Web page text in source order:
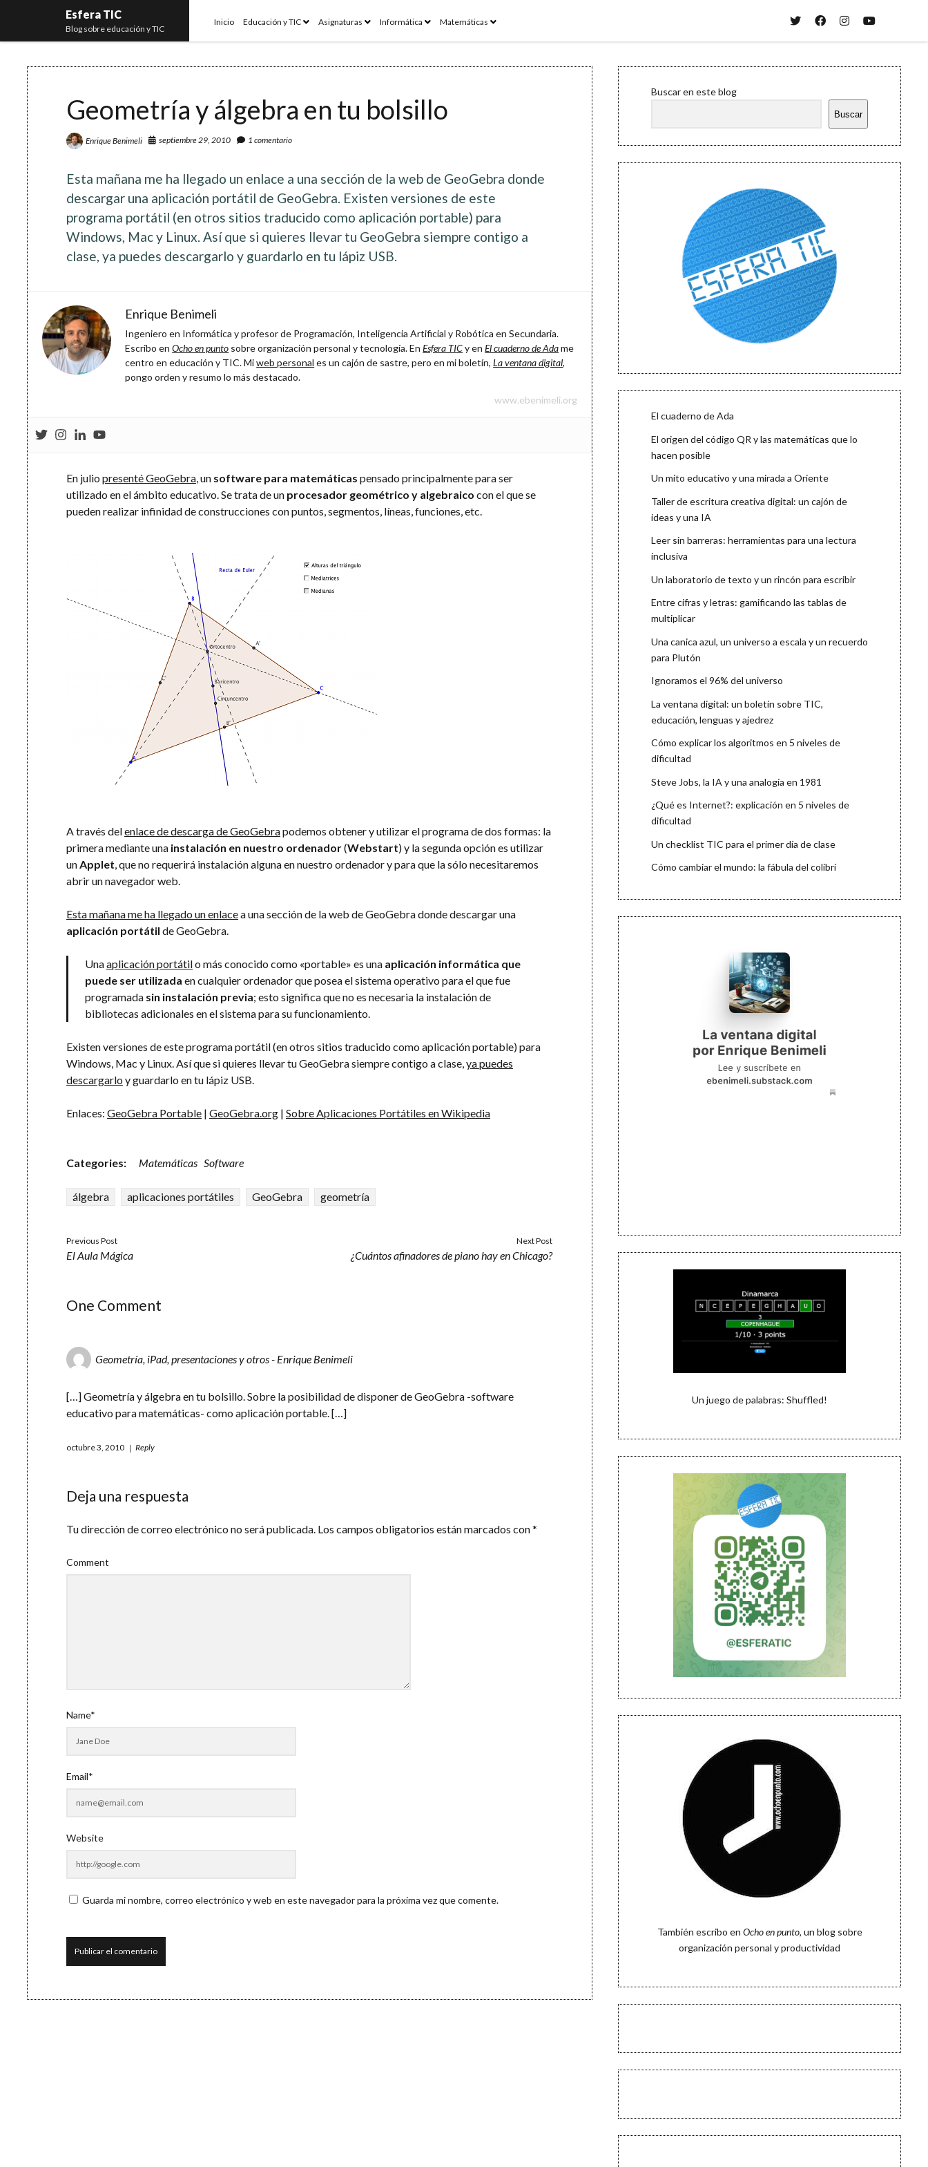
Esfera TIC
Blog sobre educación y TIC
Inicio Educación y TIC openAsignaturas openInformática openMatemáticas open
twitterfacebook
instagramyoutube
Geometría y álgebra en tu bolsillo
Enrique Benimeli septiembre 29, 2010 1 comentario
Esta mañana me ha llegado un enlace a una sección de la web de GeoGebra donde
descargar una aplicación portátil de GeoGebra. Existen versiones de este
programa portátil (en otros sitios traducido como aplicación portable) para
Windows, Mac y Linux. Así que si quieres llevar tu GeoGebra siempre contigo a
clase, ya puedes descargarlo y guardarlo en tu lápiz USB.
Enrique Benimeli
Ingeniero en Informática y profesor de Programación, Inteligencia Artificial y Robótica en Secundaria.
Escribo enOcho en punto sobre organización personal y tecnología. EnEsfera TICy enEl cuaderno de Adame
centro en educación y TIC. Miweb personal es un cajón de sastre, pero en mi boletín,La ventana digital,
pongo orden y resumo lo más destacado.
www.ebenimeli.org
En julio presenté GeoGebra, un software para matemáticas pensado principalmente para ser
utilizado en el ámbito educativo. Se trata de un procesador geométrico y algebraico con el que se
pueden realizar infinidad de construcciones con puntos, segmentos, líneas, funciones, etc.
A través delenlace de descarga de GeoGebrapodemos obtener y utilizar el programa de dos formas: la
primera mediante una instalación en nuestro ordenador(Webstart) y la segunda opción es utilizar
un Applet , que no requerirá instalación alguna en nuestro ordenador y para que la sólo necesitaremos
abrir un navegador web.
Esta mañana me ha llegado un enlacea una sección de la web de GeoGebra donde descargar una
aplicación portátil de GeoGebra.
Unaaplicación portátilo más conocido como «portable» es una aplicación informática que
puede ser utilizada en cualquier ordenador que posea el sistema operativo para el que fue
programada sin instalación previa; esto significa que no es necesaria la instalación de
bibliotecas adicionales en el sistema para su funcionamiento.
Existen versiones de este programa portátil (en otros sitios traducido como aplicación portable) para
Windows, Mac y Linux. Así que si quieres llevar tu GeoGebra siempre contigo a clase, ya puedes
descargarlo y guardarlo en tu lápiz USB.
Enlaces: GeoGebra Portable| GeoGebra.org| Sobre Aplicaciones Portátiles en Wikipedia
Categories: Matemáticas Software
álgebra aplicaciones portátiles GeoGebra geometría
Previous Post
El Aula Mágica
Next Post
¿Cuántos afinadores de piano hay en Chicago?
One Comment
Geometría, iPad, presentaciones y otros - Enrique Benimeli
[…] Geometría y álgebra en tu bolsillo. Sobre la posibilidad de disponer de GeoGebra -software
educativo para matemáticas- como aplicación portable. […]
octubre 3, 2010 Reply
Deja una respuesta
Tu dirección de correo electrónico no será publicada. Los campos obligatorios están marcados con*
Comment
Name*
Email*
Website
Guarda mi nombre, correo electrónico y web en este navegador para la próxima vez que comente.
Sidebar
Buscar en este blog
Buscar
El cuaderno de Ada
El origen del código QR y las matemáticas que lo
hacen posible
Un mito educativo y una mirada a Oriente
Taller de escritura creativa digital: un cajón de
ideas y una IA
Leer sin barreras: herramientas para una lectura
inclusiva
Un laboratorio de texto y un rincón para escribir
Entre cifras y letras: gamificando las tablas de
multiplicar
Una canica azul, un universo a escala y un recuerdo
para Plutón
Ignoramos el 96% del universo
La ventana digital: un boletín sobre TIC,
educación, lenguas y ajedrez
Cómo explicar los algoritmos en 5 niveles de
dificultad
Steve Jobs, la IA y una analogía en 1981
¿Qué es Internet?: explicación en 5 niveles de
dificultad
Un checklist TIC para el primer día de clase
Cómo cambiar el mundo: la fábula del colibrí
Un juego de palabras: Shuffled!
También escribo en Ocho en punto, un blog sobre
organización personal y productividad